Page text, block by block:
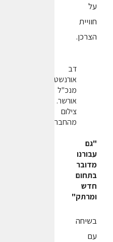
על
חוויית
הצרכן.
דב
אורנשטיין
מנכ"ל
אורשר.
צילום
מהחברה
"גם
עבורנו
מדובר
בתחום
חדש
ומרתק"
בשיחה
עם